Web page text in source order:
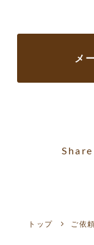
メ
Share
トップ ご依頼